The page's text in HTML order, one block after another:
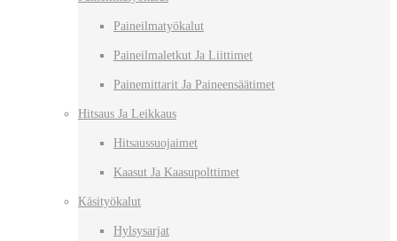
Paineilmatyökalut
Paineilmaletkut Ja Liittimet
Painemittarit Ja Paineensäätimet
Hitsaus Ja Leikkaus
Hitsaussuojaimet
Kaasut Ja Kaasupolttimet
Käsityökalut
Hylsysarjat